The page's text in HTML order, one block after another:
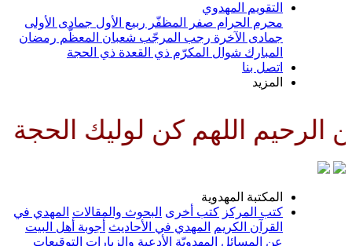
التقويم المهدوي
محرم الحرامصفر المظفّرربيع الأولجمادى الأولى
جمادى الآخرةرجب المرجّبشعبان المعظّمرمضان
شوال المكرّمذي القعدةذي الحجة
كن لوليك الحجة بن
المكتبة المهدوية
كتب المركز
كتب أخرى البحوث والمقالات المهدي في
القرآن الكريم المهدي في الأحاديث أجوبة أهل البيت
عن المسائل المهدويّة الأدعية والزيارات التوقيعات